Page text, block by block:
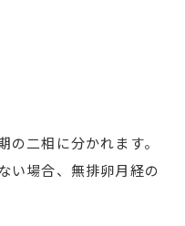
二相に分かれます。
い場合、無排卵月経の